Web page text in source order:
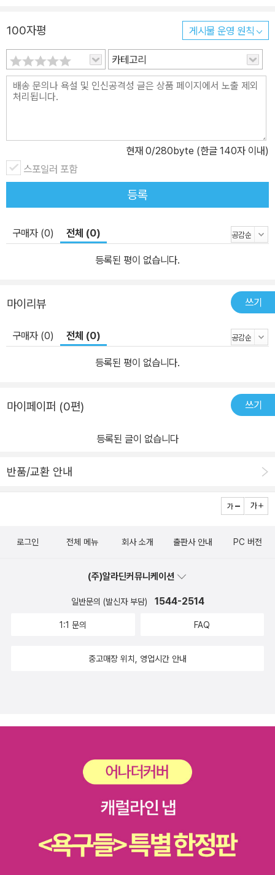
100자평 게시물 운영 원칙
카테고리
현재 0/280byte (한글 140자 이내)
스포일러 포함
등록
구매자 (0) 전체 (0)
등록된 평이 없습니다.
마이리뷰 쓰기
구매자 (0) 전체 (0)
등록된 평이 없습니다.
마이페이퍼 (0편) 쓰기
등록된 글이 없습니다
반품/교환 안내
로그인 전체 메뉴 회사 소개 출판사 안내 PC 버전
(주)알라딘커뮤니케이션
일반문의 (발신자 부담) 1544-2514
1:1 문의 FAQ
중고매장 위치, 영업시간 안내